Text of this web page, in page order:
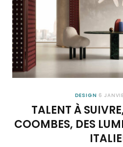
DESIGN 6
TALENT À
COOMBES, DES